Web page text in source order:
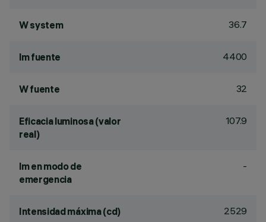
W system 36.7
lm fuente 4400
W fuente 32
Eficacia luminosa (valor
real)
107.9
lm en modo de
emergencia
-
Intensidad máxima (cd) 2529